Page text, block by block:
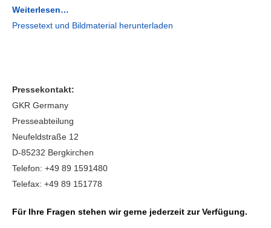
Weiterlesen…
Pressetext und Bildmaterial herunterladen
Pressekontakt:
GKR Germany
Presseabteilung
Neufeldstraße 12
D-85232 Bergkirchen
Telefon: +49 89 1591480
Telefax: +49 89 151778
Für Ihre Fragen stehen wir gerne jederzeit zur Verfügung.